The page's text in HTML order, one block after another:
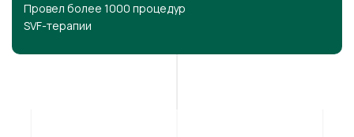
Провел более 1000 процедур
SVF-терапии